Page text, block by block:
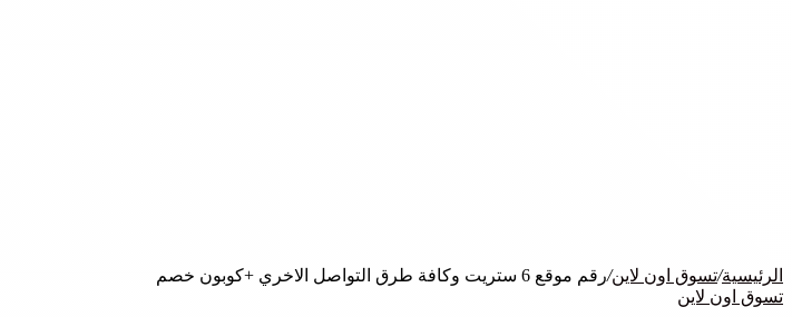
الرئيسية/تسوق اون لاين/رقم موقع 6 ستريت وكافة طرق التواصل الاخري +كوبون خصم
تسوق اون لاين